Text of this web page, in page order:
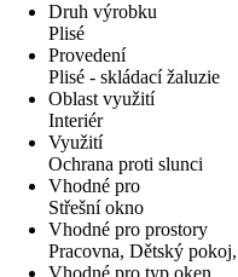
Druh výrobku
Plisé
Provedení
Plisé - skládací žaluzie
Oblast využití
Interiér
Využití
Ochrana proti slunci
Vhodné pro
Střešní okno
Vhodné pro prostory
Pracovna, Dětský
Vhodné pro typ oken